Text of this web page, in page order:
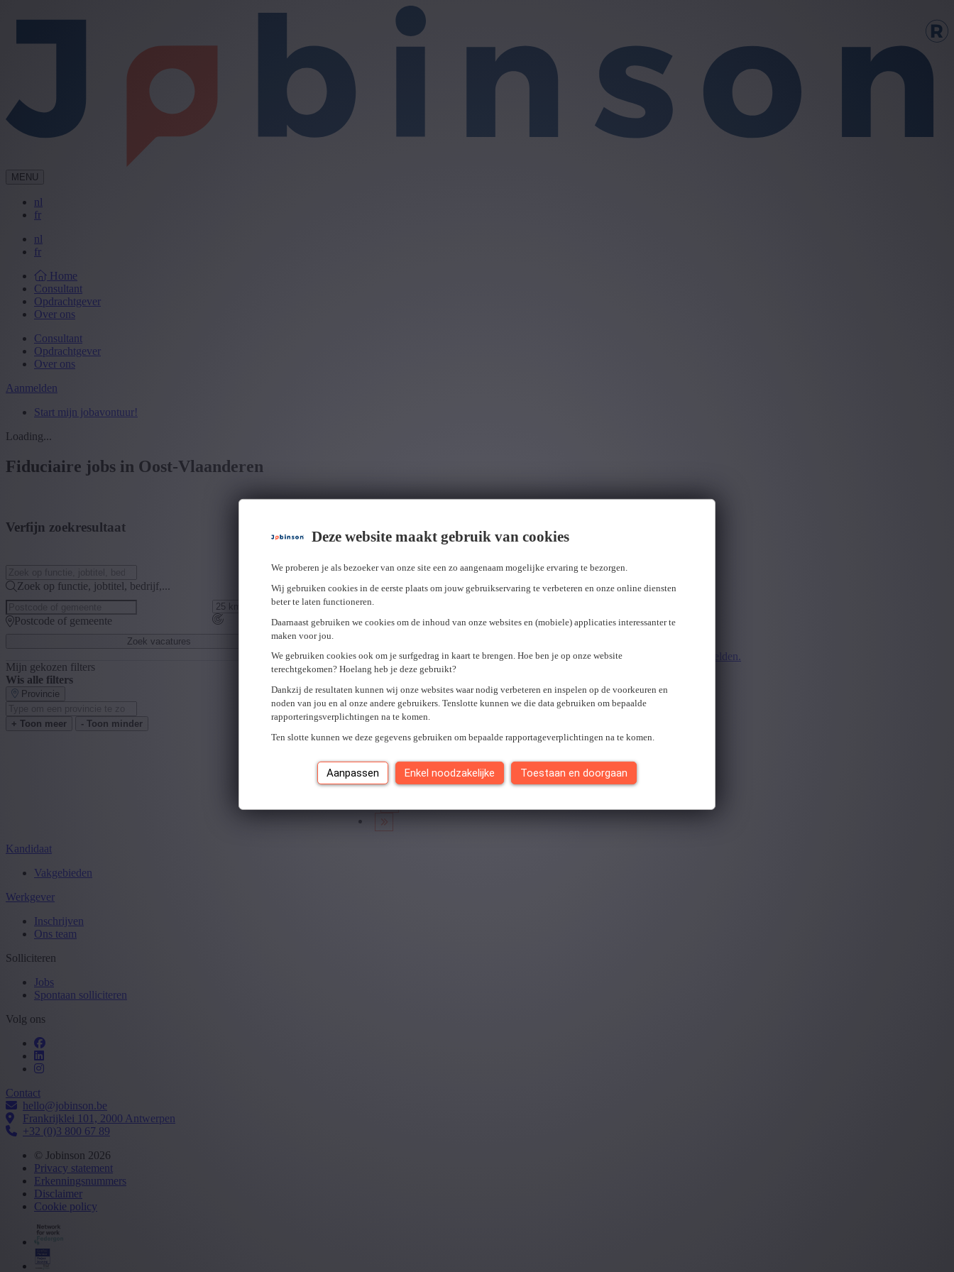
Deze website maakt gebruik van cookies
We proberen je als bezoeker van onze site een zo aangenaam mogelijke ervaring te bezorgen.
Wij gebruiken cookies in de eerste plaats om jouw gebruikservaring te verbeteren en onze online diensten
beter te laten functioneren.
Daarnaast gebruiken we cookies om de inhoud van onze websites en (mobiele) applicaties interessanter te
maken voor jou.
We gebruiken cookies ook om je surfgedrag in kaart te brengen. Hoe ben je op onze website
terechtgekomen? Hoelang heb je deze gebruikt?
Dankzij de resultaten kunnen wij onze websites waar nodig verbeteren en inspelen op de voorkeuren en
noden van jou en al onze andere gebruikers. Tenslotte kunnen we die data gebruiken om bepaalde
rapporteringsverplichtingen na te komen.
Ten slotte kunnen we deze gegevens gebruiken om bepaalde rapportageverplichtingen na te komen.
Aanpassen Enkel noodzakelijke Toestaan en doorgaan
MENU
nl
fr
nl
fr
Home
Consultant
Opdrachtgever
Over ons
Consultant
Opdrachtgever
Over ons
Aanmelden
Start mijn jobavontuur!
Loading...
Fiduciaire jobs in Oost-Vlaanderen
Verfijn zoekresultaat
Zoek op functie, jobtitel, bedrijf,...
Postcode of gemeente
Zoek vacatures
Mijn gekozen filters
Wis alle filters
Provincie
+ Toon meer - Toon minder
Wij hebben jobs voor jou gevonden.
U hebt geen toegang tot deze pagina of bent niet langer aangemeld.
Opnieuw aanmelden.
Er is een fout opgetreden. Gelieve later opnieuw te proberen.
Je hebt van0 jobs gezien.
Kandidaat
Vakgebieden
Werkgever
Inschrijven
Ons team
Solliciteren
Jobs
Spontaan solliciteren
Volg ons
Contact
hello@jobinson.be
Frankrijklei 101, 2000 Antwerpen
+32 (0)3 800 67 89
© Jobinson 2026
Privacy statement
Erkenningsnummers
Disclaimer
Cookie policy